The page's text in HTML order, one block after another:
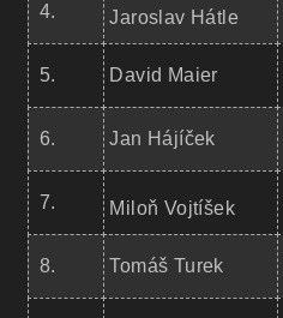
4. Jaroslav Hátle
5. David Maier
6. Jan Hájíček
7. Miloň Vojtíšek
8. Tomáš Turek